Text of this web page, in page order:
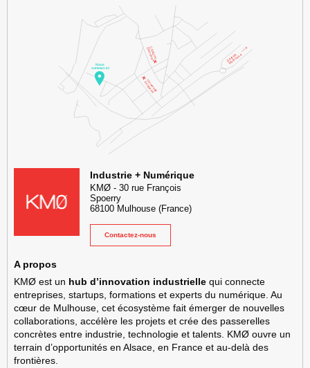
KMØ Hub d’innovation industrielle et lieu événementiel au cœur
Industrie + Numérique
KMØ- 30 rue François
Spoerry
68100 Mulhouse (France)
Contactez-nous
A propos
KMØ est un hub d’innovation industrielle qui connecte
entreprises, startups, formations et experts du numérique. Au
cœur de Mulhouse, cet écosystème fait émerger de nouvelles
collaborations, accélère les projets et crée des passerelles
concrètes entre industrie, technologie et talents. KMØ ouvre un
terrain d’opportunités en Alsace, en France et au-delà des
frontières.